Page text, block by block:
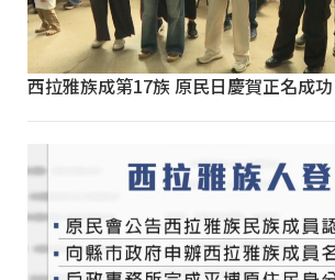
西拉雅族成第17族 原民日慶賀正名成功